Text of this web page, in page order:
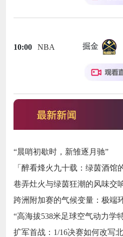
10:00 NBA 掘金
“晨哨初歇时，新雏逐月驰”
「醉看烽火九十载：绿茵酒馆
巷弄灶火与绿茵狂潮的风味交
扩军首战：1/16决赛如何改写